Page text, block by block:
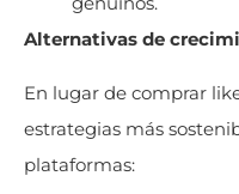
Alternativas de
En lugar de comprar
estrategias más
plataformas: